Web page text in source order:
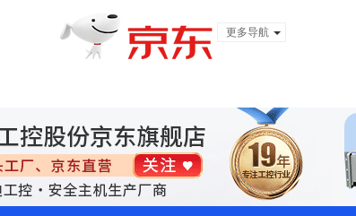
更多导航